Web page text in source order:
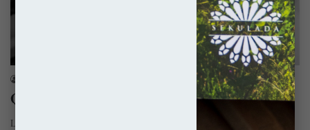
Quiz
QUIZ: Szwajcaria. Jak dobrze ją znasz?
Leżąca w sercu Europy Szwajcaria słynie w świecie z sera i